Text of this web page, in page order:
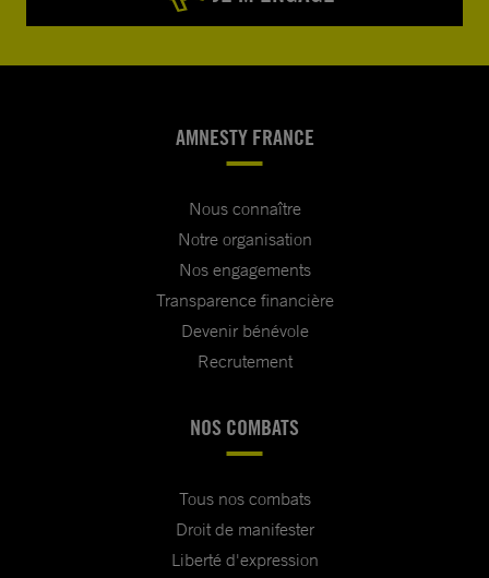
AMNESTY FRANCE
Nous connaître
Notre organisation
Nos engagements
Transparence financière
Devenir bénévole
Recrutement
NOS COMBATS
Tous nos combats
Droit de manifester
Liberté d'expression